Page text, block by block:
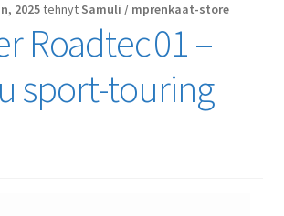
2025tehnyt Samuli / mprenkaat-store
Roadtec 01 –
sport-touring